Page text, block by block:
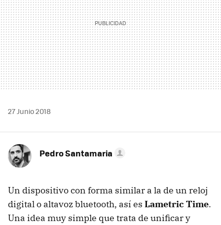
27 Junio 2018
Pedro Santamaria
Un dispositivo con forma similar a la de un reloj
digital o altavoz bluetooth, así es Lametric Time.
Una idea muy simple que trata de unificar y